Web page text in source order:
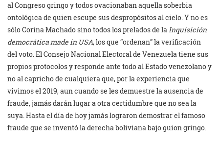
al Congreso gringo y todos ovacionaban aquella soberbia
ontológica de quien escupe sus despropósitos al cielo. Y no es
sólo Corina Machado sino todos los prelados de laInquisición
democrática made in USA, los que “ordenan” la verificación
del voto. El Consejo Nacional Electoral de Venezuela tiene sus
propios protocolos y responde ante todo al Estado venezolano y
no al capricho de cualquiera que, por la experiencia que
vivimos el 2019, aun cuando se les demuestre la ausencia de
fraude, jamás darán lugar a otra certidumbre que no sea la
suya. Hasta el día de hoy jamás lograron demostrar el famoso
fraude que se inventó la derecha boliviana bajo guion gringo.